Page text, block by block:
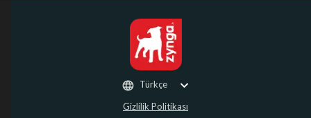
Gizlilik Politikası
Türkçe